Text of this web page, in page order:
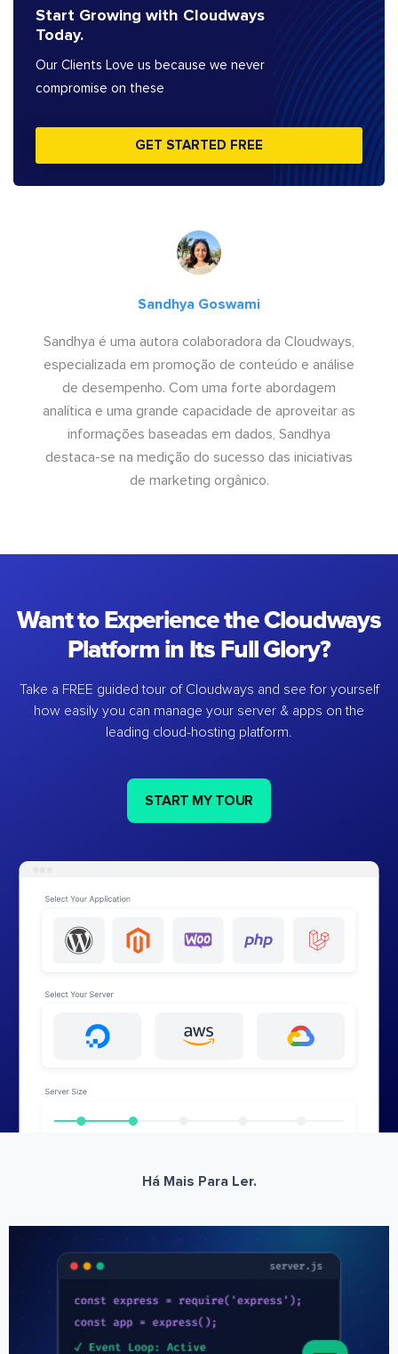
Start Growing with Cloudways
Today.
Our Clients Love us because we never
compromise on these
GET STARTED FREE
Sandhya Goswami
Sandhya é uma autora colaboradora da Cloudways,
especializada em promoção de conteúdo e análise
de desempenho. Com uma forte abordagem
analítica e uma grande capacidade de aproveitar as
informações baseadas em dados, Sandhya
destaca-se na medição do sucesso das iniciativas
de marketing orgânico.
Want to Experience the Cloudways
Platform in Its Full Glory?
Take a FREE guided tour of Cloudways and see for yourself
how easily you can manage your server & apps on the
leading cloud-hosting platform.
START MY TOUR
Há Mais Para Ler.